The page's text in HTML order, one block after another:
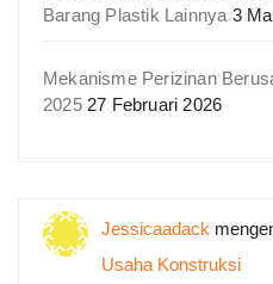
Barang Plastik Lainnya 3
Mekanisme Perizinan
2025 27 Februari 2026
Jessicaadack
Usaha Konstruksi